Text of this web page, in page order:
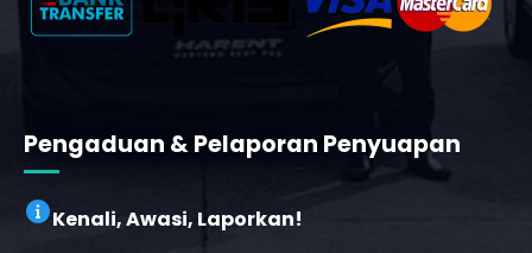
Pengaduan & Pelaporan Penyuapan
Kenali, Awasi, Laporkan!